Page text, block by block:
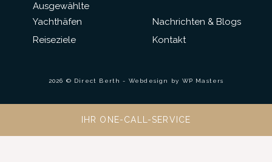
Ausgewählte
Yachthäfen
Reiseziele
Nachrichten & Blogs
Kontakt
2026 © Direct Berth - Webdesign by WP Masters
IHR ONE-CALL-SERVICE